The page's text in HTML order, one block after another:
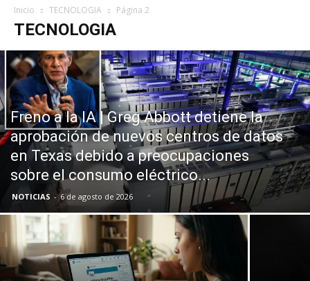
Inicio TECNOLOGIA Página 2
TECNOLOGIA
Freno a la IA | Greg Abbott detiene la
aprobación de nuevos centros de datos
en Texas debido a preocupaciones
sobre el consumo eléctrico...
NOTICIAS - 6 de agosto de 2026